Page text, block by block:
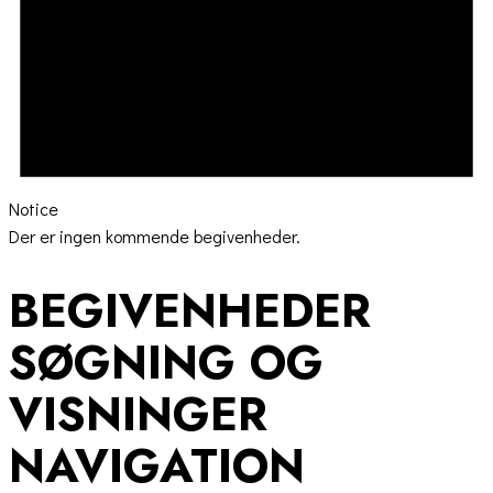
Notice
Der er ingen kommende begivenheder.
BEGIVENHEDER
SØGNING OG
VISNINGER
NAVIGATION